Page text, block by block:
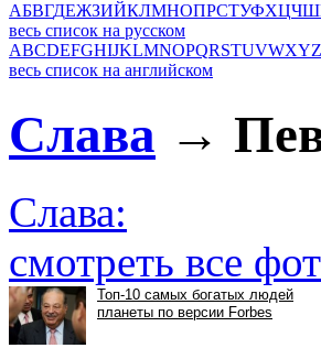
АБВГДЕЖЗИЙКЛМНОПРСТУФХЦЧШ
весь список на русском
ABCDEFGHIJKLMNOPQRSTUVWXYZ
весь список на английском
Слава →
Слава:
смотреть все